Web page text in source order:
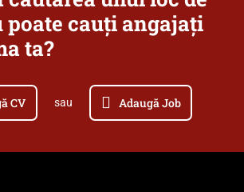
poate cauți angajați
ta?
CV sau Adaugă Job